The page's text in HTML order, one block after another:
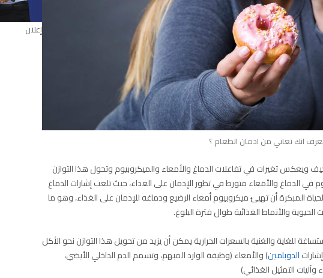
انك تعاني من ادمان الطعام ؟
ويعكس تغيرات في تفاعلات الدماغ والأمعاء والميكروبيوم وتحول هذا التوازن
الدماغ والأمعاء متورط في تطور الإدمان على الغذاء، حيث تلعب إشارات الدماغ
المبكرة أن تهيئ ميكروبيوم أمعاء الرضيع ودماغه للإدمان على الغذاء، وهو ما
والأنماط الغذائية طوال فترة البلوغ.
للغاية والغنية بالسعرات الحرارية يمكن أن يزيد من تحويل هذا التوازن نحو الأكل
الدوبامين) والأمعاء (وظيفة الوارد المبهم، وتسمم الدم الداخلي الأيضي،
التمثيل الغذائي)
إعلان